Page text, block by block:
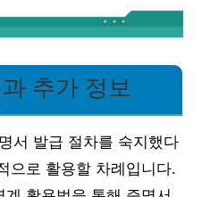
추가 정보
서 발급 절차를 숙지했다
으로 활용할 차례입니다.